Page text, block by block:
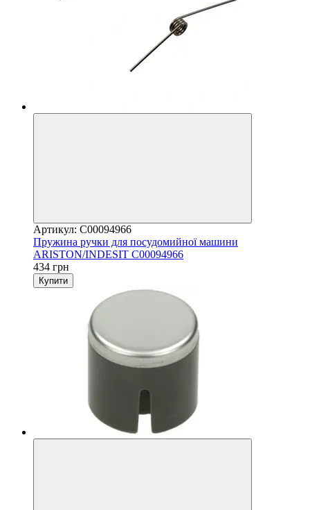
Артикул: C00094966
Пружина ручки для посудомийної машини
ARISTON/INDESIT C00094966
434 грн
Купити